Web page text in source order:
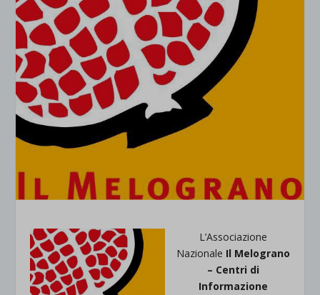
L’Associazione
Nazionale Il Melograno
– Centri di
Informazione